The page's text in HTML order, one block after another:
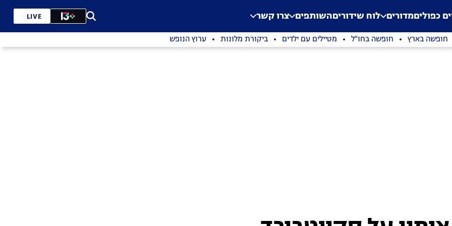
Application error: a
. כפוליםמדורים לוח שידוריםהשותפים צרו קשר LIVE
חופשה בארץ חופשה בחו"ל מטיילים עם ילדים ביקורת מלונות ערוץ הנופש